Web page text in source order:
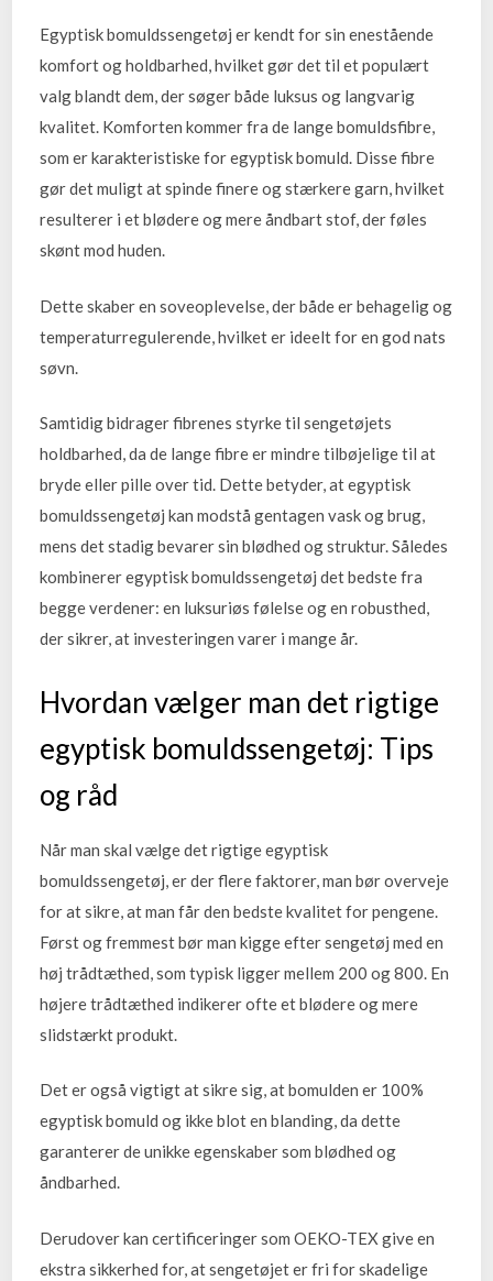
Egyptisk bomuldssengetøj er kendt for sin enestående
komfort og holdbarhed, hvilket gør det til et populært
valg blandt dem, der søger både luksus og langvarig
kvalitet. Komforten kommer fra de lange bomuldsfibre,
som er karakteristiske for egyptisk bomuld. Disse fibre
gør det muligt at spinde finere og stærkere garn, hvilket
resulterer i et blødere og mere åndbart stof, der føles
skønt mod huden.
Dette skaber en soveoplevelse, der både er behagelig og
temperaturregulerende, hvilket er ideelt for en god nats
søvn.
Samtidig bidrager fibrenes styrke til sengetøjets
holdbarhed, da de lange fibre er mindre tilbøjelige til at
bryde eller pille over tid. Dette betyder, at egyptisk
bomuldssengetøj kan modstå gentagen vask og brug,
mens det stadig bevarer sin blødhed og struktur. Således
kombinerer egyptisk bomuldssengetøj det bedste fra
begge verdener: en luksuriøs følelse og en robusthed,
der sikrer, at investeringen varer i mange år.
Hvordan vælger man det rigtige
egyptisk bomuldssengetøj: Tips
og råd
Når man skal vælge det rigtige egyptisk
bomuldssengetøj, er der flere faktorer, man bør overveje
for at sikre, at man får den bedste kvalitet for pengene.
Først og fremmest bør man kigge efter sengetøj med en
høj trådtæthed, som typisk ligger mellem 200 og 800. En
højere trådtæthed indikerer ofte et blødere og mere
slidstærkt produkt.
Det er også vigtigt at sikre sig, at bomulden er 100%
egyptisk bomuld og ikke blot en blanding, da dette
garanterer de unikke egenskaber som blødhed og
åndbarhed.
Derudover kan certificeringer som OEKO-TEX give en
ekstra sikkerhed for, at sengetøjet er fri for skadelige